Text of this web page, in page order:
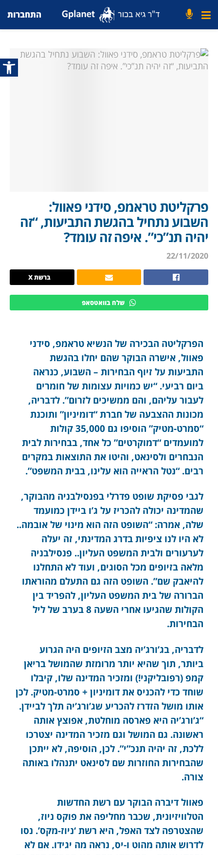
פתח
התחברות
פרקליטת טראמפ, סידני פאוול:
השבוע נתחיל בהגשת התביעות, “זה
יהיה תנ”כי”. איפה זה עומד?
22/11/2020
ברשת X
שלח בוואטסאפ
הפרקליטה הבכירה של הנשיא טראמפ, סידני
פאוול, אישרה הבוקר שהם יחלו בהגשת
התביעות על זיוף הבחירות – השבוע, כנראה
ביום רביעי. “יש כמויות עצומות של חומרים
לעבור עליהם, והם ממשיכים לזרום”. לדבריה,
מכונות ההצבעה של חברת “דומיניון” ותוכנת
“סמרט-מטיק” הוסיפו גם 35,000 קולות
למועמדים “דמוקרטים” כל אחד, בבחירות לבית
הנבחרים ולסינאט, והיטו את התוצאות במקרים
רבים. “נטל הראייה הוא עלינו, בבית המשפט”.
לגבי פסיקת שופט פדרלי בפנסילבניה מהבוקר,
שהמדינה יכולה להכריז על ג’ו ביידן כמועמד
שלה, אמרה: “השופט הזה הוא מינוי של אובמה..
לא היו לנו ציפיות בדרג המדינתי, זה יעלה
לערעורים ולבית המשפט העליון.. פנסילבניה
מלאה בזיופים מכל הסוגים, ועוד לא התחלנו
להיאבק שם”. השופט הזה גם התעלם מהוראתו
הברורה של בית המשפט העליון, להפריד בין
הקולות שהגיעו אחרי השעה 8 בערב של ליל
הבחירות.
לדבריה, בג’ורג’יה מצב הזיופים היה הגרוע
ביותר, תוך שהיא יותר מרומזת שהמושל בריאן
קמפ (רפובליקני!) ומזכיר המדינה שלו, קיבלו
שוחד כדי להכניס את דומיניון + סמרט-מטיק. לכן
אותו מושל הזדרז להכריע שג’ורג’יה תלך לביידן.
“ג’ורג’יה היא פארסה מוחלטת, אפוצץ אותה
ראשונה. גם המושל וגם מזכיר המדינה יצטרכו
ללכת, זה יהיה תנכ”י”. לכן, הוסיפה, לא ייתכן
שהבחירות החוזרות שם לסינאט יתנהלו באותה
צורה.
פאוול דיברה הבוקר עם רשת החדשות
הטלוויזיונית, שכבר מחליפה את פוקס ניוז,
שהצטרפה לצד האפל, היא רשת ‘ניוז-מקס’. נסו
לדרוש אותה מהוט ו-יס, נראה מה יגידו. אם לא